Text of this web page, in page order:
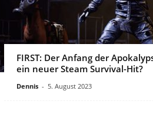
FIRST: Der Anfang der
ein neuer Steam Survival-Hit?
Dennis - 5. August 2023